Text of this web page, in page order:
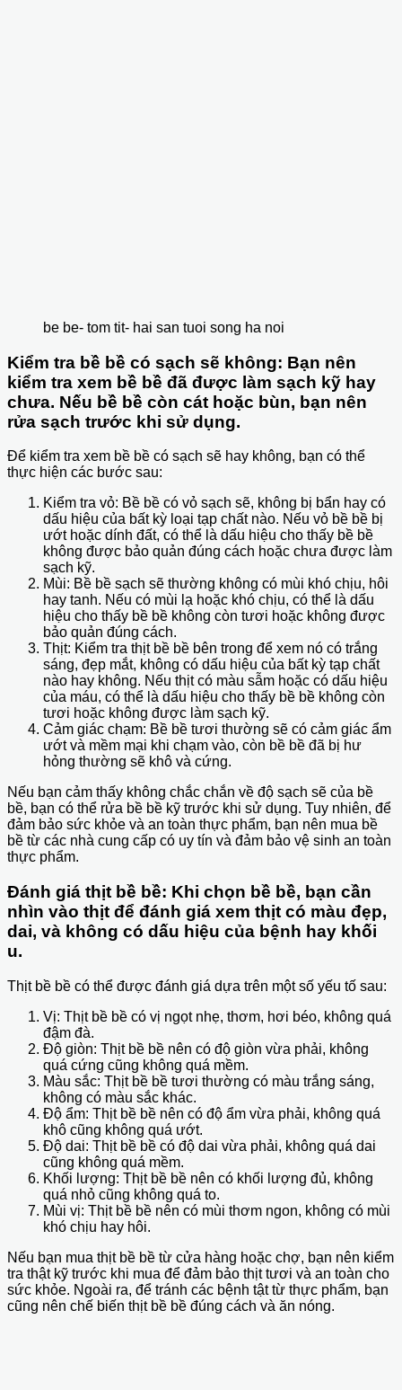
be be- tom tit- hai san tuoi song ha noi
Kiểm tra bề bề có sạch sẽ không: Bạn nên
kiểm tra xem bề bề đã được làm sạch kỹ hay
chưa. Nếu bề bề còn cát hoặc bùn, bạn nên
rửa sạch trước khi sử dụng.
Để kiểm tra xem bề bề có sạch sẽ hay không, bạn có thể
thực hiện các bước sau:
Kiểm tra vỏ: Bề bề có vỏ sạch sẽ, không bị bẩn hay có
dấu hiệu của bất kỳ loại tạp chất nào. Nếu vỏ bề bề bị
ướt hoặc dính đất, có thể là dấu hiệu cho thấy bề bề
không được bảo quản đúng cách hoặc chưa được làm
sạch kỹ.
Mùi: Bề bề sạch sẽ thường không có mùi khó chịu, hôi
hay tanh. Nếu có mùi lạ hoặc khó chịu, có thể là dấu
hiệu cho thấy bề bề không còn tươi hoặc không được
bảo quản đúng cách.
Thịt: Kiểm tra thịt bề bề bên trong để xem nó có trắng
sáng, đẹp mắt, không có dấu hiệu của bất kỳ tạp chất
nào hay không. Nếu thịt có màu sẫm hoặc có dấu hiệu
của máu, có thể là dấu hiệu cho thấy bề bề không còn
tươi hoặc không được làm sạch kỹ.
Cảm giác chạm: Bề bề tươi thường sẽ có cảm giác ẩm
ướt và mềm mại khi chạm vào, còn bề bề đã bị hư
hỏng thường sẽ khô và cứng.
Nếu bạn cảm thấy không chắc chắn về độ sạch sẽ của bề
bề, bạn có thể rửa bề bề kỹ trước khi sử dụng. Tuy nhiên, để
đảm bảo sức khỏe và an toàn thực phẩm, bạn nên mua bề
bề từ các nhà cung cấp có uy tín và đảm bảo vệ sinh an toàn
thực phẩm.
Đánh giá thịt bề bề: Khi chọn bề bề, bạn cần
nhìn vào thịt để đánh giá xem thịt có màu đẹp,
dai, và không có dấu hiệu của bệnh hay khối
u.
Thịt bề bề có thể được đánh giá dựa trên một số yếu tố sau:
Vị: Thịt bề bề có vị ngọt nhẹ, thơm, hơi béo, không quá
đậm đà.
Độ giòn: Thịt bề bề nên có độ giòn vừa phải, không
quá cứng cũng không quá mềm.
Màu sắc: Thịt bề bề tươi thường có màu trắng sáng,
không có màu sắc khác.
Độ ẩm: Thịt bề bề nên có độ ẩm vừa phải, không quá
khô cũng không quá ướt.
Độ dai: Thịt bề bề có độ dai vừa phải, không quá dai
cũng không quá mềm.
Khối lượng: Thịt bề bề nên có khối lượng đủ, không
quá nhỏ cũng không quá to.
Mùi vị: Thịt bề bề nên có mùi thơm ngon, không có mùi
khó chịu hay hôi.
Nếu bạn mua thịt bề bề từ cửa hàng hoặc chợ, bạn nên kiểm
tra thật kỹ trước khi mua để đảm bảo thịt tươi và an toàn cho
sức khỏe. Ngoài ra, để tránh các bệnh tật từ thực phẩm, bạn
cũng nên chế biến thịt bề bề đúng cách và ăn nóng.